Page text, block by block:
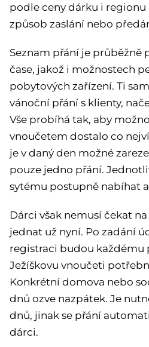
podle ceny dárku i
způsob zaslání nebo
Seznam přání je průběžně
čase, jakož i možnostech
pobytových zařízení. Ti
vánoční přání s klienty,
Vše probíhá tak, aby
vnoučetem dostalo co
je v daný den možné
pouze jedno přání.
sytému postupně nabíhat
Dárci však nemusí čekat
jednat už nyní. Po zadání
registraci budou každému
Ježíškovu vnoučeti
Konkrétní domova nebo
dnů ozve nazpátek. Je
dnů, jinak se přání
dárci.